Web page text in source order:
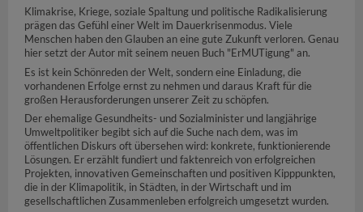
Klimakrise, Kriege, soziale Spaltung und politische Radikalisierung
prägen das Gefühl einer Welt im Dauerkrisenmodus. Viele
Menschen haben den Glauben an eine gute Zukunft verloren. Genau
hier setzt der Autor mit seinem neuen Buch "ErMUTigung" an.
Es ist kein Schönreden der Welt, sondern eine Einladung, die
vorhandenen Erfolge ernst zu nehmen und daraus Kraft für die
großen Herausforderungen unserer Zeit zu schöpfen.
Der ehemalige Gesundheits- und Sozialminister und langjährige
Umweltpolitiker begibt sich auf die Suche nach dem, was im
öffentlichen Diskurs oft übersehen wird: konkrete, funktionierende
Lösungen. Er erzählt fundiert und faktenreich von erfolgreichen
Projekten, innovativen Gemeinschaften und positiven Kipppunkten,
die in der Klimapolitik, in Städten, in der Wirtschaft und im
gesellschaftlichen Zusammenleben erfolgreich umgesetzt wurden.